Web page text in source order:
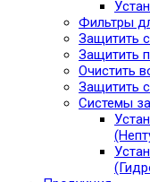
Фильтры
Защитить
Защитить
Очистить
Защитить
Системы